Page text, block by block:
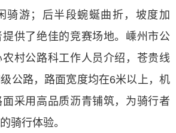
骑游；后半段蜿蜒曲折，坡度加
供了绝佳的竞赛场地。嵊州市公
村公路科工作人员介绍，苍贵线
公路，路面宽度均在6米以上，机
采用高品质沥青铺筑，为骑行者
骑行体验。